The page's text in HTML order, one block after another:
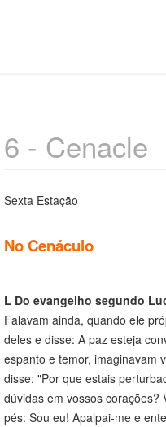
6 - Cenacle
Sexta Estação
No Cenáculo
L Do evangelho segundo
Falavam ainda, quando ele
deles e disse: A paz esteja
espanto e temor, imaginavam
disse: "Por que estais
dúvidas em vossos corações?
pés: Sou eu! Apalpai-me e